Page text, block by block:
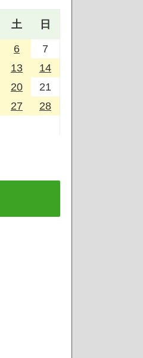
土 日
6
7
13
14
20
21
27
28